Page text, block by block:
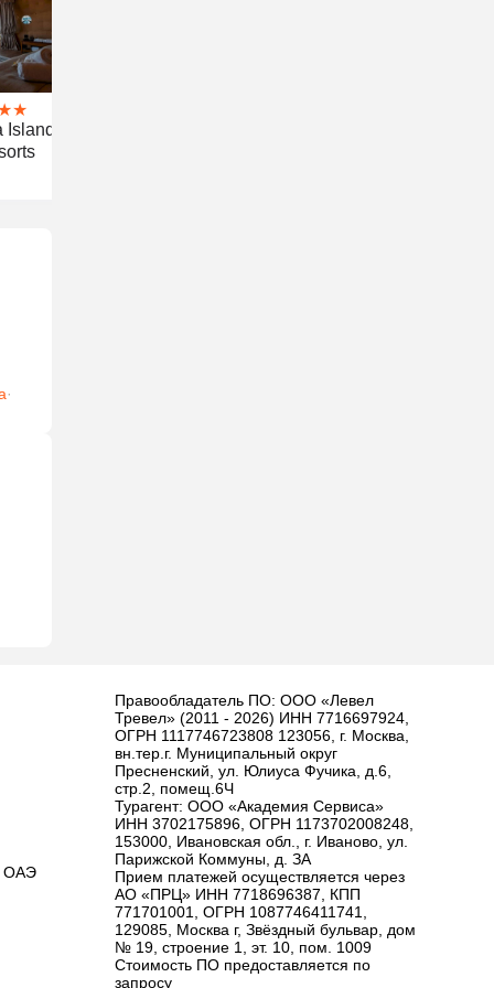
★
Island
·
ОАЭ
Правообладатель ПО: ООО «Левел
Тревел» (2011 - 2026) ИНН 7716697924,
ОГРН 1117746723808 123056, г. Москва,
вн.тер.г. Муниципальный округ
Пресненский, ул. Юлиуса Фучика, д.6,
стр.2, помещ.6Ч
Турагент: ООО «Академия Сервиса»
ИНН 3702175896, ОГРН 1173702008248,
153000, Ивановская обл., г. Иваново, ул.
Парижской Коммуны, д. ЗА
Прием платежей осуществляется через
АО «ПРЦ» ИНН 7718696387, КПП
771701001, ОГРН 1087746411741,
129085, Москва г, Звёздный бульвар, дом
№ 19, строение 1, эт. 10, пом. 1009
Стоимость ПО предоставляется по
запросу